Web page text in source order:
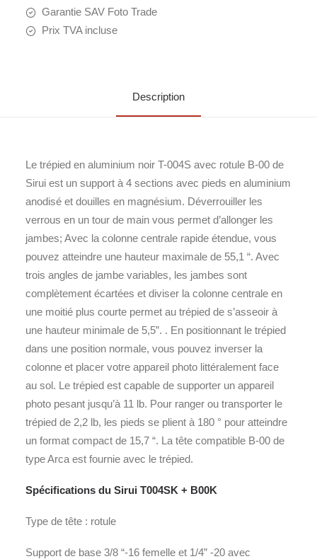
Garantie SAV Foto Trade
Prix TVA incluse
Description
Le trépied en aluminium noir T-004S avec rotule B-00 de
Sirui est un support à 4 sections avec pieds en aluminium
anodisé et douilles en magnésium. Déverrouiller les
verrous en un tour de main vous permet d’allonger les
jambes; Avec la colonne centrale rapide étendue, vous
pouvez atteindre une hauteur maximale de 55,1 “. Avec
trois angles de jambe variables, les jambes sont
complètement écartées et diviser la colonne centrale en
une moitié plus courte permet au trépied de s’asseoir à
une hauteur minimale de 5,5”. . En positionnant le trépied
dans une position normale, vous pouvez inverser la
colonne et placer votre appareil photo littéralement face
au sol. Le trépied est capable de supporter un appareil
photo pesant jusqu’à 11 lb. Pour ranger ou transporter le
trépied de 2,2 lb, les pieds se plient à 180 ° pour atteindre
un format compact de 15,7 “. La tête compatible B-00 de
type Arca est fournie avec le trépied.
Spécifications du Sirui T004SK + B00K
Type de tête : rotule
Support de base 3/8 “-16 femelle et 1/4” -20 avec